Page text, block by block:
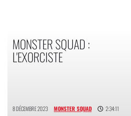
MONSTER SQUAD :
L'EXORCISTE
8 DÉCEMBRE 2023 MONSTER SQUAD 2:34:11